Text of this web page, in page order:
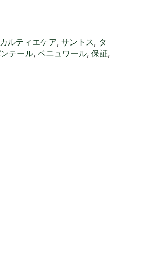
カルティエケア, サントス, タ
テール, ベニュワール, 保証,